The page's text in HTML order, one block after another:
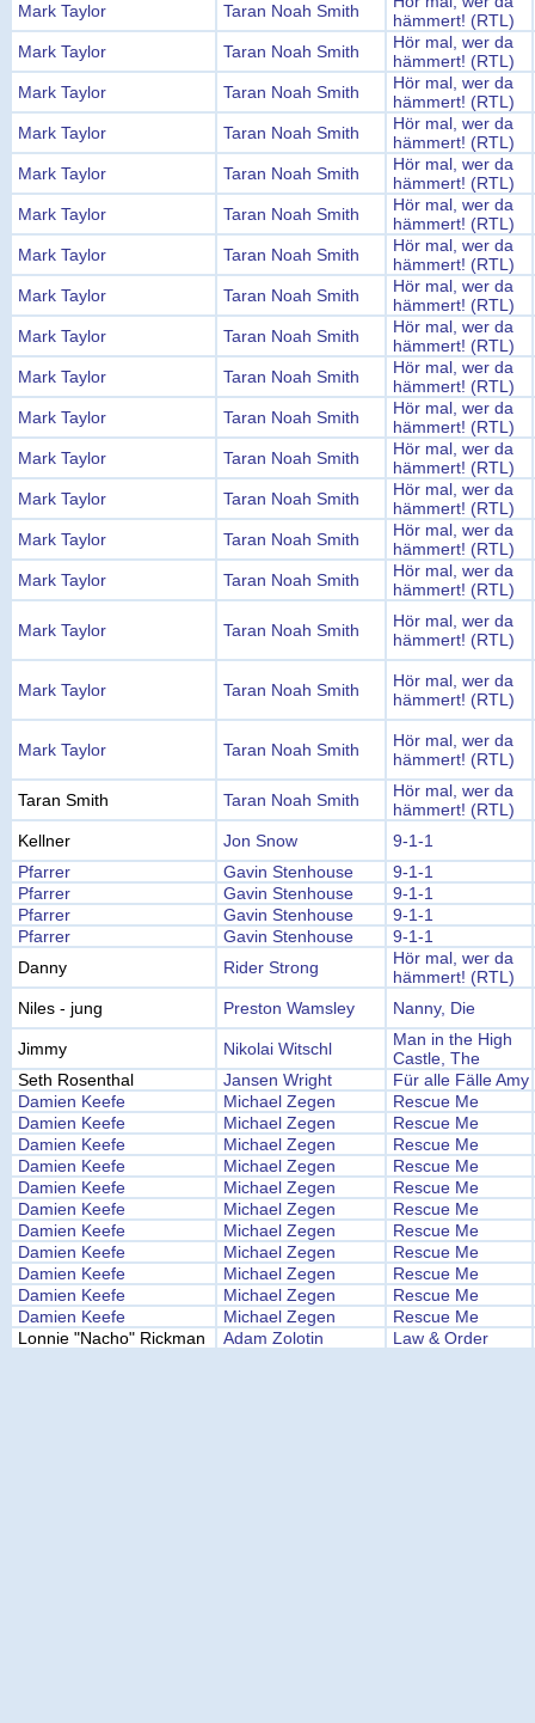
Mark Taylor
Taran Noah Smith
hämmert! (RTL)
Mark Taylor
Taran Noah Smith
Hör mal, wer da
hämmert! (RTL)
Mark Taylor
Taran Noah Smith
Hör mal, wer da
hämmert! (RTL)
Mark Taylor
Taran Noah Smith
Hör mal, wer da
hämmert! (RTL)
Mark Taylor
Taran Noah Smith
Hör mal, wer da
hämmert! (RTL)
Mark Taylor
Taran Noah Smith
Hör mal, wer da
hämmert! (RTL)
Mark Taylor
Taran Noah Smith
Hör mal, wer da
hämmert! (RTL)
Mark Taylor
Taran Noah Smith
Hör mal, wer da
hämmert! (RTL)
Mark Taylor
Taran Noah Smith
Hör mal, wer da
hämmert! (RTL)
Mark Taylor
Taran Noah Smith
Hör mal, wer da
hämmert! (RTL)
Mark Taylor
Taran Noah Smith
Hör mal, wer da
hämmert! (RTL)
Mark Taylor
Taran Noah Smith
Hör mal, wer da
hämmert! (RTL)
Mark Taylor
Taran Noah Smith
Hör mal, wer da
hämmert! (RTL)
Mark Taylor
Taran Noah Smith
Hör mal, wer da
hämmert! (RTL)
Mark Taylor
Taran Noah Smith
Hör mal, wer da
hämmert! (RTL)
Mark Taylor Taran Noah Smith
Hör mal, wer da
hämmert! (RTL)
Mark Taylor Taran Noah Smith
Hör mal, wer da
hämmert! (RTL)
Mark Taylor Taran Noah Smith
Hör mal, wer da
hämmert! (RTL)
Taran Smith Taran Noah Smith
Hör mal, wer da
hämmert! (RTL)
Kellner
Jon Snow
9-1-1
Pfarrer
Gavin Stenhouse
9-1-1
Pfarrer
Gavin Stenhouse
9-1-1
Pfarrer
Gavin Stenhouse
9-1-1
Pfarrer
Gavin Stenhouse
9-1-1
Danny
Rider Strong
Hör mal, wer da
hämmert! (RTL)
Niles - jung
Preston Wamsley Nanny, Die
Jimmy Nikolai Witschl
Man in the High
Castle, The
Seth Rosenthal
Jansen Wright
Für alle Fälle Amy
Damien Keefe
Michael Zegen
Rescue Me
Damien Keefe
Michael Zegen
Rescue Me
Damien Keefe
Michael Zegen
Rescue Me
Damien Keefe
Michael Zegen
Rescue Me
Damien Keefe
Michael Zegen
Rescue Me
Damien Keefe
Michael Zegen
Rescue Me
Damien Keefe
Michael Zegen
Rescue Me
Damien Keefe
Michael Zegen
Rescue Me
Damien Keefe
Michael Zegen
Rescue Me
Damien Keefe
Michael Zegen
Rescue Me
Damien Keefe
Michael Zegen
Rescue Me
Lonnie "Nacho" Rickman
Adam Zolotin Law & Order